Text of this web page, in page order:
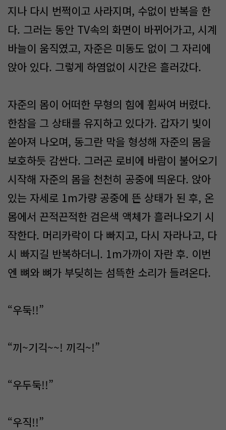
지나 다시 번쩍이고 사라지며, 수없이 반복을 한
다. 그러는 동안 TV속의 화면이 바뀌어가고, 시계
바늘이 움직였고, 자준은 미동도 없이 그 자리에
앉아 있다. 그렇게 하염없이 시간은 흘러갔다.
자준의 몸이 어떠한 무형의 힘에 휩싸여 버렸다.
한참을 그 상태를 유지하고 있다가. 갑자기 빛이
쏟아져 나오며, 동그란 막을 형성해 자준의 몸을
보호하듯 감싼다. 그러곤 로비에 바람이 불어오기
시작해 자준의 몸을 천천히 공중에 띄운다. 앉아
있는 자세로 1m가량 공중에 뜬 상태가 된 후, 온
몸에서 끈적끈적한 검은색 액체가 흘러나오기 시
작한다. 머리카락이 다 빠지고, 다시 자라나고, 다
시 빠지길 반복하더니. 1m가까이 자란 후. 이번
엔 뼈와 뼈가 부딪히는 섬뜩한 소리가 들려온다.
“우둑!!”
“끼~기긱~~! 끼긱~!”
“우두둑!!”
“우직!!”